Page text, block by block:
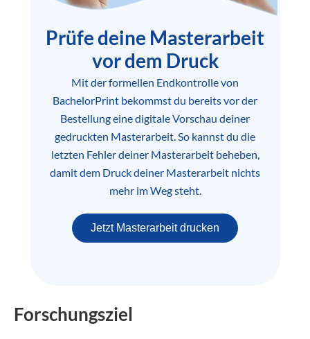
Prüfe deine Masterarbeit
vor dem Druck
Mit der formellen Endkontrolle von
BachelorPrint bekommst du bereits vor der
Bestellung eine digitale Vorschau deiner
gedruckten Masterarbeit. So kannst du die
letzten Fehler deiner Masterarbeit beheben,
damit dem Druck deiner Masterarbeit nichts
mehr im Weg steht.
Jetzt Masterarbeit drucken
Forschungsziel